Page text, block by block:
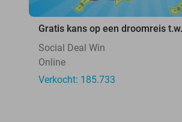
Gratis kans op een droomreis
Social Deal Win
Online
Verkocht: 185.733